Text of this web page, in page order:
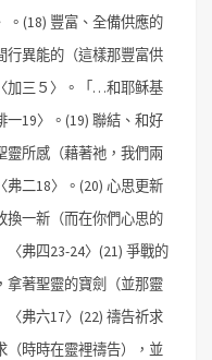
。 (18) 豐富、全備供應的
行異能的（這樣那豐富供
加三５〉。「…和耶稣基
19〉。 (19) 聯結、和好
靈所感（藉著祂，我們兩
二18〉。 (20) 心思更新
換一新（而在你們心思的
弗四23-24〉 (21) 爭戰的
著聖靈的寶劍（並那靈
弗六17〉 (22) 禱告祈求
（時時在靈裡禱告），並